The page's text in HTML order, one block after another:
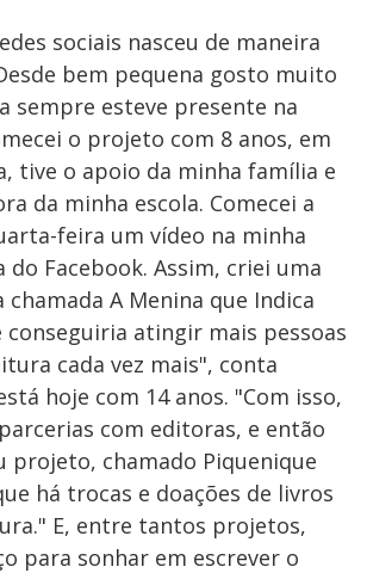
sociais nasceu de maneira
bem pequena gosto muito
sempre esteve presente na
o projeto com 8 anos, em
tive o apoio da minha família e
da minha escola. Comecei a
feira um vídeo na minha
do Facebook. Assim, criei uma
A Menina que Indica
conseguiria atingir mais pessoas
cada vez mais", conta
hoje com 14 anos. "Com isso,
com editoras, e então
projeto, chamado Piquenique
há trocas e doações de livros
E, entre tantos projetos,
para sonhar em escrever o